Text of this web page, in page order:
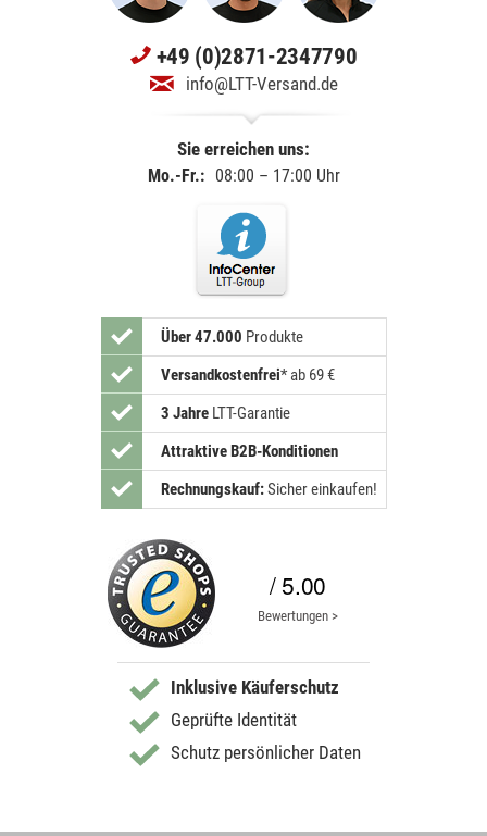
+49 (0)2871-2347790
info@LTT-Versand.de
Sie erreichen uns:
Mo.-Fr.: 08:00 – 17:00 Uhr
Über 47.000 Produkte
Versandkostenfrei* ab 69 €
3 JahreLTT-Garantie
Attraktive B2B-Konditionen
Rechnungskauf:Sicher einkaufen!
/ 5.00
Bewertungen >
Inklusive Käuferschutz
Geprüfte Identität
Schutz persönlicher Daten